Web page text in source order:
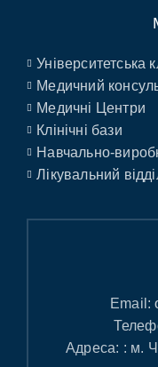
Університетська
Медичний
Медичні Центри
Клінічні бази
Навчально-
Лікувальний
Email:
Адреса: : м.